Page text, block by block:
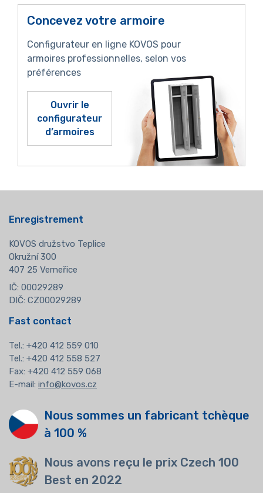
Concevez votre armoire
Configurateur en ligne KOVOS pour
armoires professionnelles, selon vos
préférences
Ouvrir le
configurateur
d’armoires
Enregistrement
KOVOS družstvo Teplice
Okružní 300
407 25 Verneřice
IČ: 00029289
DIČ: CZ00029289
Fast contact
Tel.: +420 412 559 010
Tel.: +420 412 558 527
Fax: +420 412 559 068
E-mail: info@kovos.cz
Nous sommes un fabricant tchèque
à 100 %
Nous avons reçu le prix Czech 100
Best en 2022